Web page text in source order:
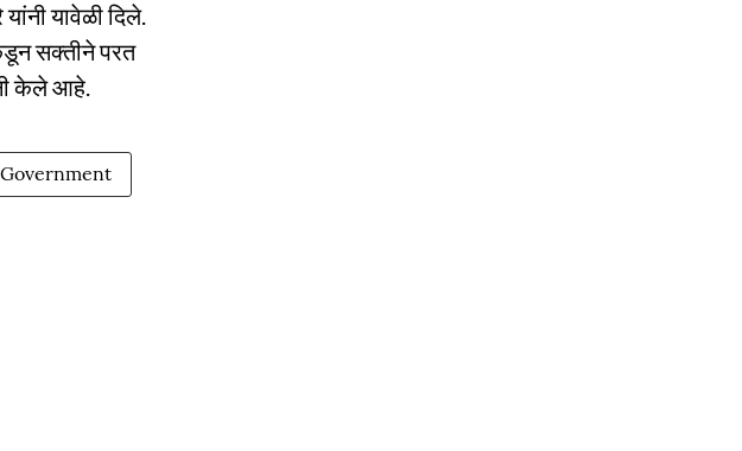
यावेळी दिले.
सक्तीने परत
केले आहे.
Government